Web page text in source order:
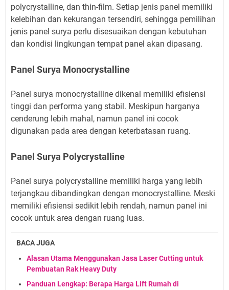
polycrystalline, dan thin-film. Setiap jenis panel memiliki
kelebihan dan kekurangan tersendiri, sehingga pemilihan
jenis panel surya perlu disesuaikan dengan kebutuhan
dan kondisi lingkungan tempat panel akan dipasang.
Panel Surya Monocrystalline
Panel surya monocrystalline dikenal memiliki efisiensi
tinggi dan performa yang stabil. Meskipun harganya
cenderung lebih mahal, namun panel ini cocok
digunakan pada area dengan keterbatasan ruang.
Panel Surya Polycrystalline
Panel surya polycrystalline memiliki harga yang lebih
terjangkau dibandingkan dengan monocrystalline. Meski
memiliki efisiensi sedikit lebih rendah, namun panel ini
cocok untuk area dengan ruang luas.
BACA JUGA
Alasan Utama Menggunakan Jasa Laser Cutting untuk
Pembuatan Rak Heavy Duty
Panduan Lengkap: Berapa Harga Lift Rumah di